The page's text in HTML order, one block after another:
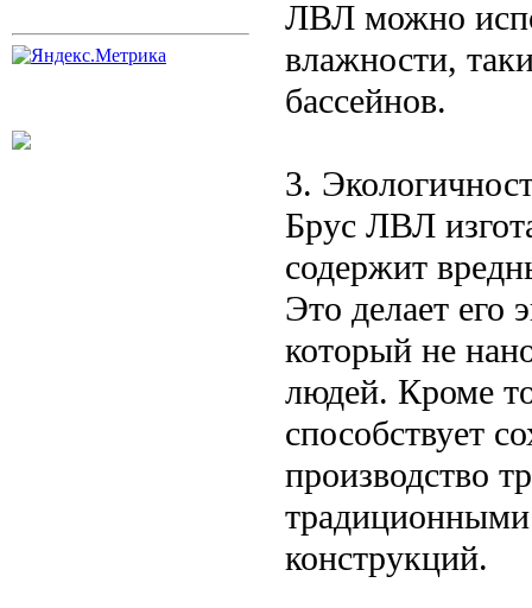
ЛВЛ можно
влажности,
бассейнов.
3.
Брус ЛВЛ
содержит
Это делает его
который не
людей. Кроме
способствует
производство
традиционными
конструкций.